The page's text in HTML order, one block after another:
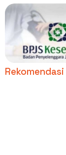
Rekomendasi